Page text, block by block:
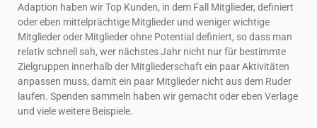
Adaption haben wir Top Kunden, in dem Fall Mitglieder, definiert
oder eben mittelprächtige Mitglieder und weniger wichtige
Mitglieder oder Mitglieder ohne Potential definiert, so dass man
relativ schnell sah, wer nächstes Jahr nicht nur für bestimmte
Zielgruppen innerhalb der Mitgliederschaft ein paar Aktivitäten
anpassen muss, damit ein paar Mitglieder nicht aus dem Ruder
laufen. Spenden sammeln haben wir gemacht oder eben Verlage
und viele weitere Beispiele.